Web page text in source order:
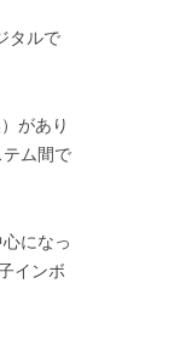
タルで
があり
ム間で
になっ
インボ